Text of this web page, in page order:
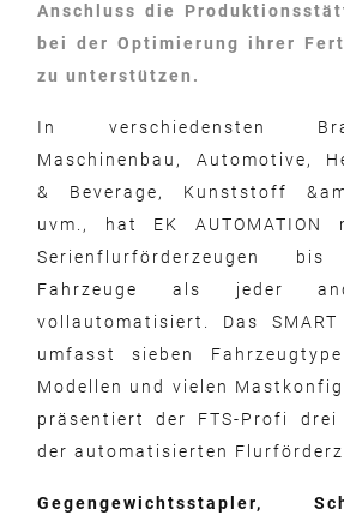
Anschluss die
bei der Optimierung ihrer
zu unterstützen.
In verschiedensten
Maschinenbau, Automotive,
& Beverage, Kunststoff
uvm., hat EK
Serienflurförderzeugen
Fahrzeuge als jeder
vollautomatisiert. Das SMART
umfasst sieben
Modellen und vielen
präsentiert der FTS-Profi drei
der automatisierten
Gegengewichtsstapler,